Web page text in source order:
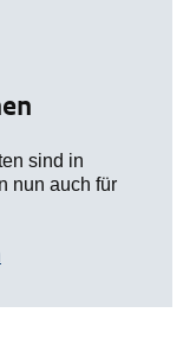
sind in
nun auch für